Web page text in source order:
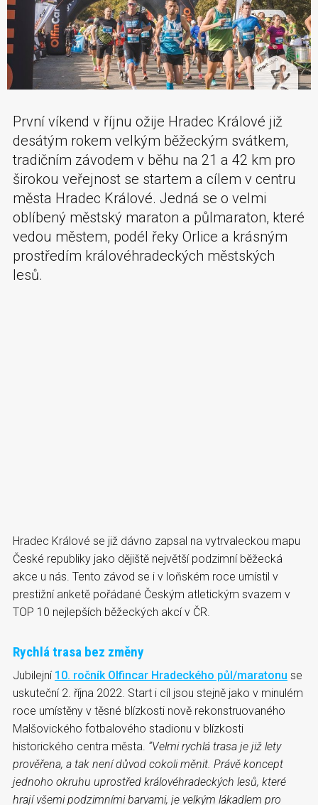
První víkend v říjnu ožije Hradec Králové již
desátým rokem velkým běžeckým svátkem,
tradičním závodem v běhu na 21 a 42 km pro
širokou veřejnost se startem a cílem v centru
města Hradec Králové. Jedná se o velmi
oblíbený městský maraton a půlmaraton, které
vedou městem, podél řeky Orlice a krásným
prostředím královéhradeckých městských
lesů.
Hradec Králové se již dávno zapsal na vytrvaleckou mapu
České republiky jako dějiště největší podzimní běžecká
akce u nás. Tento závod se i v loňském roce umístil v
prestižní anketě pořádané Českým atletickým svazem v
TOP 10 nejlepších běžeckých akcí v ČR.
Rychlá trasa bez změny
Jubilejní 10. ročník Olfincar Hradeckého půl/maratonu se
uskuteční 2. října 2022. Start i cíl jsou stejně jako v minulém
roce umístěny v těsné blízkosti nově rekonstruovaného
Malšovického fotbalového stadionu v blízkosti
historického centra města. “Velmi rychlá trasa je již lety
prověřena, a tak není důvod cokoli měnit. Právě koncept
jednoho okruhu uprostřed královéhradeckých lesů, které
hrají všemi podzimními barvami, je velkým lákadlem pro